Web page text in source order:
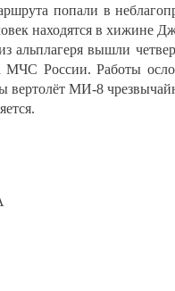
попали в
находятся в хижине
альплагеря вышли
МЧС России. Работы
вертолёт МИ-8